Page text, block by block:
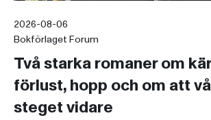
2026-08-06
Bokförlaget Forum
Två starka romaner om
förlust, hopp och om att
steget vidare